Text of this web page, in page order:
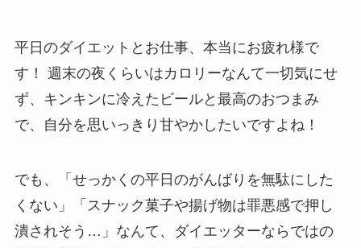
平日のダイエットとお仕事、本当にお疲れ様で
す！ 週末の夜くらいはカロリーなんて一切気にせ
ず、キンキンに冷えたビールと最高のおつまみ
で、自分を思いっきり甘やかしたいですよね！
でも、「せっかくの平日のがんばりを無駄にした
くない」「スナック菓子や揚げ物は罪悪感で押し
潰されそう…」なんて、ダイエッターならではの